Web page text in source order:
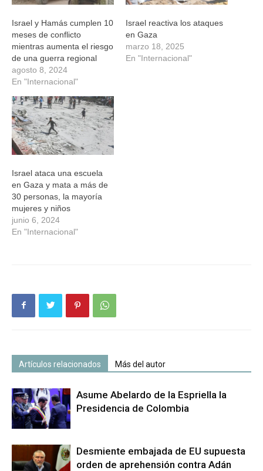
Israel y Hamás cumplen 10
meses de conflicto
mientras aumenta el riesgo
de una guerra regional
agosto 8, 2024
En "Internacional"
Israel reactiva los ataques
en Gaza
marzo 18, 2025
En "Internacional"
Israel ataca una escuela
en Gaza y mata a más de
30 personas, la mayoría
mujeres y niños
junio 6, 2024
En "Internacional"
Artículos relacionados Más del autor
Asume Abelardo de la Espriella la
Presidencia de Colombia
Desmiente embajada de EU supuesta
orden de aprehensión contra Adán